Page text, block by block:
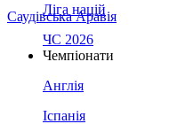
Саудівська Аравія
Ліга націй
ЧС 2026
Чемпіонати
Англія
Іспанія